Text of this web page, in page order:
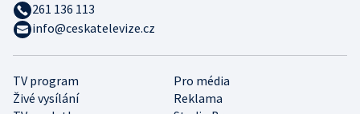
TV program
Pro média
Živé vysílání
Reklama
261 136 113
info@ceskatelevize.cz